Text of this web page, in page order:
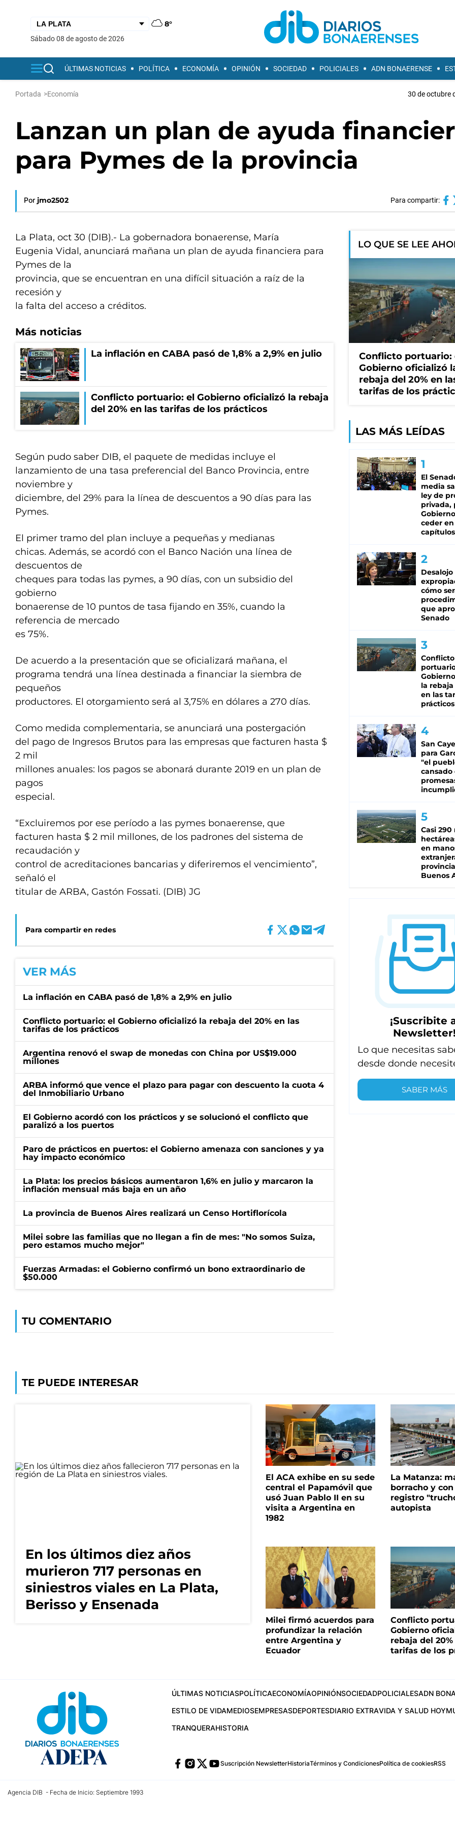
8°
sábado 08 de agosto de 2026
ÚLTIMAS NOTICIAS POLÍTICA ECONOMÍA OPINIÓN SOCIEDAD POLICIALES ADN BONAERENSE
Portada >Economía 30 de octubre
Lanzan un plan de ayuda
para Pymes de la provincia
Por jmo2502 Para compartir:
La Plata, oct 30 (DIB).- La gobernadora bonaerense, María
Eugenia Vidal, anunciará mañana un plan de ayuda financiera para
Pymes de la
provincia, que se encuentran en una difícil situación a raíz de la
recesión y
la falta del acceso a créditos.
Más noticias
La inflación en CABA pasó de 1,8% a 2,9% en julio
Conflicto portuario: el Gobierno oficializó la rebaja
del 20% en las tarifas de los prácticos
Según pudo saber DIB, el paquete de medidas incluye el
lanzamiento de una tasa preferencial del Banco Provincia, entre
noviembre y
diciembre, del 29% para la línea de descuentos a 90 días para las
Pymes.
El primer tramo del plan incluye a pequeñas y medianas
chicas. Además, se acordó con el Banco Nación una línea de
descuentos de
cheques para todas las pymes, a 90 días, con un subsidio del
gobierno
bonaerense de 10 puntos de tasa fijando en 35%, cuando la
referencia de mercado
es 75%.
De acuerdo a la presentación que se oficializará mañana, el
programa tendrá una línea destinada a financiar la siembra de
pequeños
productores. El otorgamiento será al 3,75% en dólares a 270 días.
Como medida complementaria, se anunciará una postergación
del pago de Ingresos Brutos para las empresas que facturen hasta $
2 mil
millones anuales: los pagos se abonará durante 2019 en un plan de
pagos
especial.
“Excluiremos por ese período a las pymes bonaerense, que
facturen hasta $ 2 mil millones, de los padrones del sistema de
recaudación y
control de acreditaciones bancarias y diferiremos el vencimiento”,
señaló el
titular de ARBA, Gastón Fossati. (DIB) JG
Para compartir en redes
VER MÁS
La inflación en CABA pasó de 1,8% a 2,9% en julio
Conflicto portuario: el Gobierno oficializó la rebaja del 20% en las
tarifas de los prácticos
Argentina renovó el swap de monedas con China por US$19.000
millones
ARBA informó que vence el plazo para pagar con descuento la cuota 4
del Inmobiliario Urbano
El Gobierno acordó con los prácticos y se solucionó el conflicto que
paralizó a los puertos
Paro de prácticos en puertos: el Gobierno amenaza con sanciones y ya
hay impacto económico
La Plata: los precios básicos aumentaron 1,6% en julio y marcaron la
inflación mensual más baja en un año
La provincia de Buenos Aires realizará un Censo Hortiflorícola
Milei sobre las familias que no llegan a fin de mes: "No somos Suiza,
pero estamos mucho mejor"
Fuerzas Armadas: el Gobierno confirmó un bono extraordinario de
$50.000
TU COMENTARIO
LO QUE SE LEE
Conflicto portuario:
Gobierno oficializó
rebaja del 20% en
tarifas de los
LAS MÁS LEÍDAS
El
media
ley de
privada,
ceder
capítulos
cómo
que
Senado
Conflicto
la rebaja
en las
prácticos
San
para
"el
cansado
Casi 290
en
Buenos
¡Suscribite
Newsletter!
Lo que necesitas
desde donde
SABER MÁS
TE PUEDE INTERESAR
En los últimos diez años
murieron 717 personas en
siniestros viales en La Plata,
Berisso y Ensenada
El ACA exhibe en su sede
central el Papamóvil que
usó Juan Pablo II en su
visita a Argentina en
1982
La Matanza:
borracho y
registro
autopista
Milei firmó acuerdos para
profundizar la relación
entre Argentina y
Ecuador
Conflicto
Gobierno
rebaja del
tarifas de los
ÚLTIMAS NOTICIASPOLÍTICAECONOMÍAOPINIÓNSOCIEDADPOLICIALESADN
ESTILO DE VIDAMEDIOSEMPRESASDEPORTESDIARIO EXTRAVIDA Y SALUD HOY
TRANQUERAHISTORIA
Suscripción NewsletterHistoriaTérminos y CondicionesPolítica de cookiesRSS
Agencia DIB - Fecha de Inicio: Septiembre 1993